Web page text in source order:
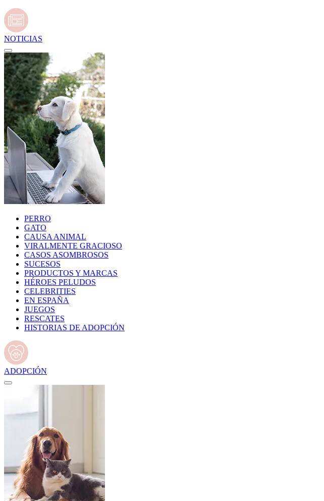
NOTICIAS
PERRO
GATO
CAUSA ANIMAL
VIRALMENTE GRACIOSO
CASOS ASOMBROSOS
SUCESOS
PRODUCTOS Y MARCAS
HÉROES PELUDOS
CELEBRITIES
EN ESPAÑA
JUEGOS
RESCATES
HISTORIAS DE ADOPCIÓN
ADOPCIÓN